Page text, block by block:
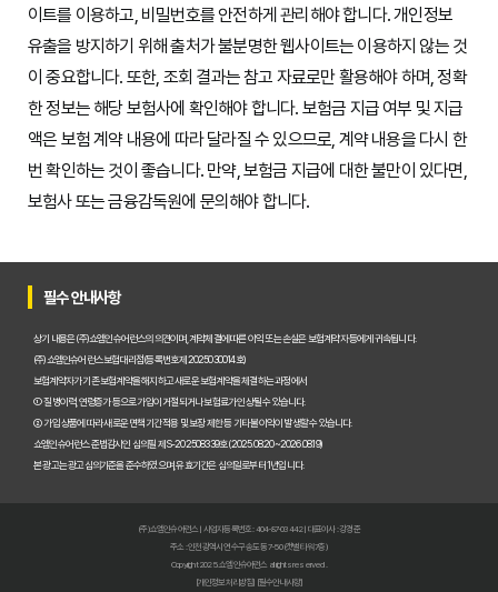
이트를 이용하고, 비밀번호를 안전하게 관리해야 합니다. 개인정보
유출을 방지하기 위해 출처가 불분명한 웹사이트는 이용하지 않는 것
이 중요합니다. 또한, 조회 결과는 참고 자료로만 활용해야 하며, 정확
한 정보는 해당 보험사에 확인해야 합니다. 보험금 지급 여부 및 지급
액은 보험 계약 내용에 따라 달라질 수 있으므로, 계약 내용을 다시 한
번 확인하는 것이 좋습니다. 만약, 보험금 지급에 대한 불만이 있다면,
보험사 또는 금융감독원에 문의해야 합니다.
필수 안내사항
상기 내용은 (주)쇼엠인슈어런스의 의견이며, 계약체결에 따른 이익 또는 손실은 보험계약자 등에게 귀속됩니다.
(주)쇼엠인슈어런스 보험대리점(등록번호 제2025030014호)
보험계약자가 기존 보험계약을 해지하고 새로운 보험계약을 체결하는 과정에서
① 질병이력, 연령증가 등으로 가입이 거절되거나 보험료가 인상될 수 있습니다.
② 가입 상품에 따라 새로운 면책기간 적용 및 보장 제한 등 기타 불이익이 발생할 수 있습니다.
쇼엠인슈어런스 준법감시인 심의필 제S-202508339호 (2025.08.20~2026.08.19)
본 광고는 광고심의기준을 준수하였으며, 유효기간은 심의일로부터 1년입니다.
(주)쇼엠인슈어런스 | 사업자등록번호 : 404-87-03442 | 대표이사 : 강경준
주소 : 인천광역시 연수구 송도동 7-50 (갯벌타워 7층)
Copyright 2025. 쇼엠인슈어런스 all rights reserved.
[개인정보처리방침] [필수안내사항]